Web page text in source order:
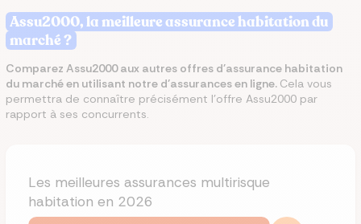
Assu2000, la meilleure assurance habitation du
marché ?
Comparez Assu2000 aux autres offres d'assurance habitation
du marché en utilisant notre d’assurances en ligne. Cela vous
permettra de connaître précisément l'offre Assu2000 par
rapport à ses concurrents.
Les meilleures assurances multirisque
habitation en 2026